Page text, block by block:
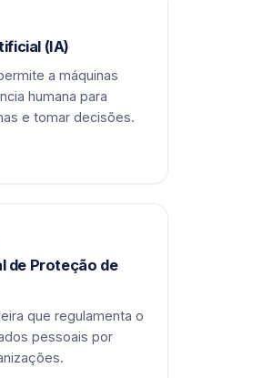
(IA)
a máquinas
humana para
e tomar decisões.
de Proteção de
que regulamenta o
pessoais por